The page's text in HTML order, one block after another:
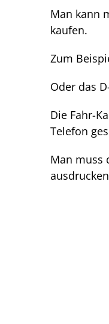
Man kann
kaufen.
Zum
Oder das
Die Fahr-
Telefon
Man muss